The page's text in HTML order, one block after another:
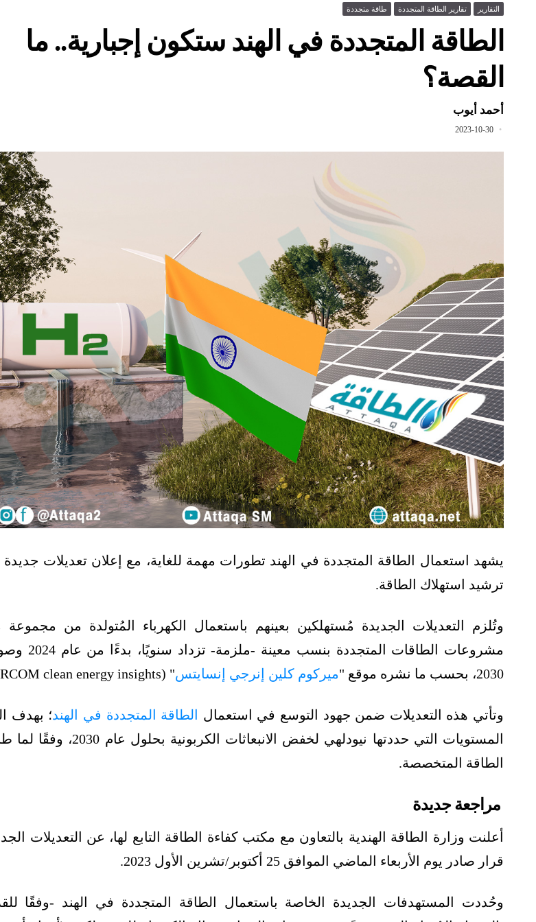
التقارير تقارير الطاقة المتجددة طاقة متجددة
الطاقة المتجددة في الهند ستكون إجبارية.. ما
القصة؟
أحمد أيوب
2023-10-30
يشهد استعمال الطاقة المتجددة في الهند تطورات مهمة للغاية، مع إعلان تعديلات
ترشيد استهلاك الطاقة.
وتُلزم التعديلات الجديدة مُستهلكين بعينهم باستعمال الكهرباء المُتولدة من
مشروعات الطاقات
2030، بحسب ما نشره موقع "
ميركوم كلين إنرجي إنسايتس" (MERCOM clean energy insights).
وتأتي هذه التعديلات ضمن جهود التوسع في استعمال الطاقة المتجددة في الهند؛ بهدف
المستويات التي حددتها نيودلهي لخفض الانبعاثات
الطاقة المتخصصة.
مراجعة جديدة
أعلنت وزارة الطاقة الهندية بالتعاون مع مكتب كفاءة الطاقة التابع لها، عن التعديلات
قرار صادر يوم الأربعاء الماضي الموافق 25 أكتوبر/تشرين الأول 2023.
وحُددت المستهدفات الجديدة الخاصة باستعمال الطاقة المتجددة في الهند -وفقًا